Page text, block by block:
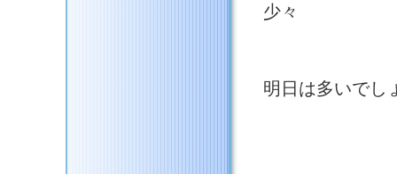
少々
明日は多いでし